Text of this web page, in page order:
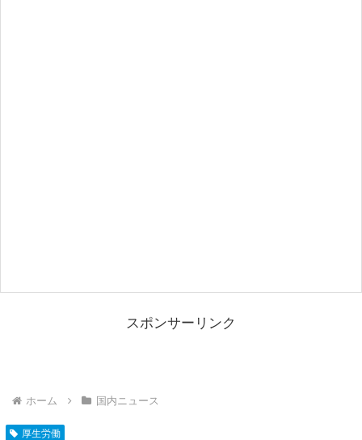
スポンサーリンク
ホーム 国内ニュース
厚生労働